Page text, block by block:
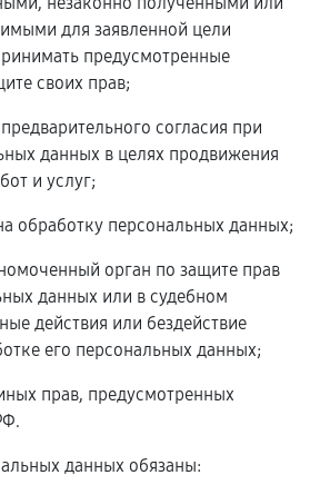
для заявленной цели
предусмотренные
своих прав;
согласия при
данных в целях продвижения
и услуг;
обработку персональных данных;
орган по защите прав
данных или в судебном
действия или бездействие
его персональных данных;
прав, предусмотренных
данных обязаны: